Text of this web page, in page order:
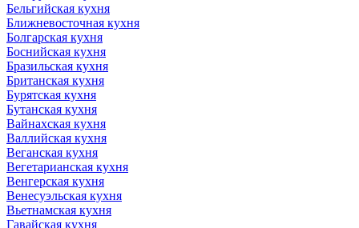
Бельгийская кухня
Ближневосточная кухня
Болгарская кухня
Боснийская кухня
Бразильская кухня
Британская кухня
Бурятская кухня
Бутанская кухня
Вайнахская кухня
Валлийская кухня
Веганская кухня
Вегетарианская кухня
Венгерская кухня
Венесуэльская кухня
Вьетнамская кухня
Гавайская кухня